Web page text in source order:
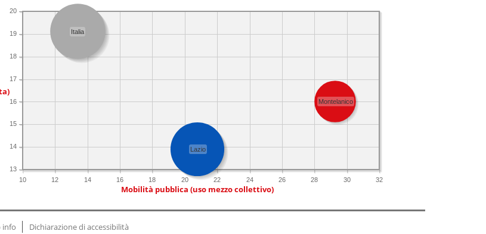
10 12 14 16 18 20 22 24 26 28 30 32
13
14
15
16
17
18
19
20
Italia
Lazio
Montelanico
Mobilità pubblica (uso mezzo collettivo)
info Dichiarazione di accessibilità